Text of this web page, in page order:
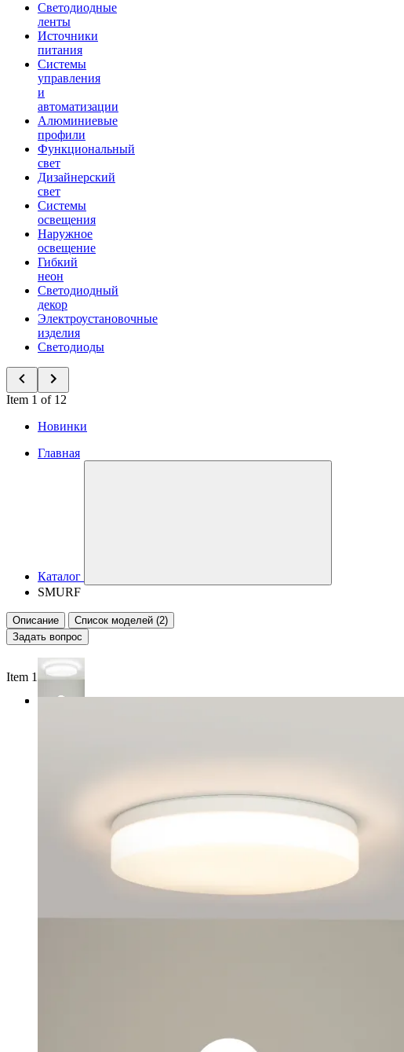
Светодиодные
ленты
Источники
питания
Системы
управления
и
автоматизации
Алюминиевые
профили
Функциональный
свет
Дизайнерский
свет
Системы
освещения
Наружное
освещение
Гибкий
неон
Светодиодный
декор
Электроустановочные
изделия
Светодиоды
Item 1 of 12
Новинки
Главная
Каталог
SMURF
Описание
Список моделей (2)
Задать вопрос
Item 1 of 3